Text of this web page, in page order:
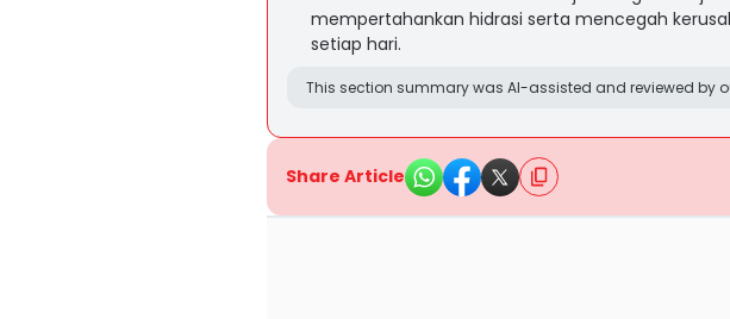
mempertahankan hidrasi serta mencegah
setiap hari.
This section summary was AI-assisted and reviewed by
Share Article